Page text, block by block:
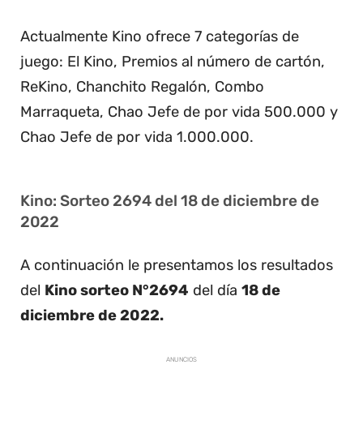
Actualmente Kino ofrece 7 categorías de
juego: El Kino, Premios al número de cartón,
ReKino, Chanchito Regalón, Combo
Marraqueta, Chao Jefe de por vida 500.000 y
Chao Jefe de por vida 1.000.000.
Kino: Sorteo 2694 del 18 de diciembre de
2022
A continuación le presentamos los resultados
del Kino sorteo N°2694 del día 18 de
diciembre de 2022.
ANUNCIOS